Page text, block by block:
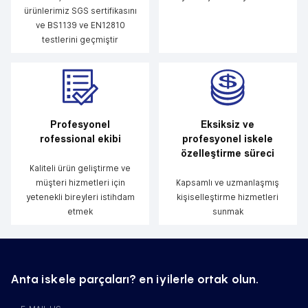
ürünlerimiz SGS sertifikasını
ve BS1139 ve EN12810
testlerini geçmiştir
Profesyonel
rofessional ekibi
Kaliteli ürün geliştirme ve
müşteri hizmetleri için
yetenekli bireyleri istihdam
etmek
Eksiksiz ve
profesyonel iskele
özelleştirme süreci
Kapsamlı ve uzmanlaşmış
kişiselleştirme hizmetleri
sunmak
Anta iskele parçaları? en iyilerle ortak olun.